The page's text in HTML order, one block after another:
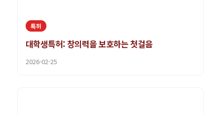
특허
대학생특허: 창의력을 보호하는 첫걸음
2026-02-25